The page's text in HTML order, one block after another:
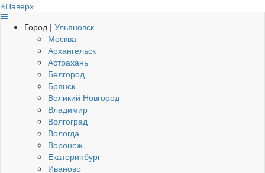
Наверх
Город | Ульяновск
Москва
Архангельск
Астрахань
Белгород
Брянск
Великий Новгород
Владимир
Волгоград
Вологда
Воронеж
Екатеринбург
Иваново